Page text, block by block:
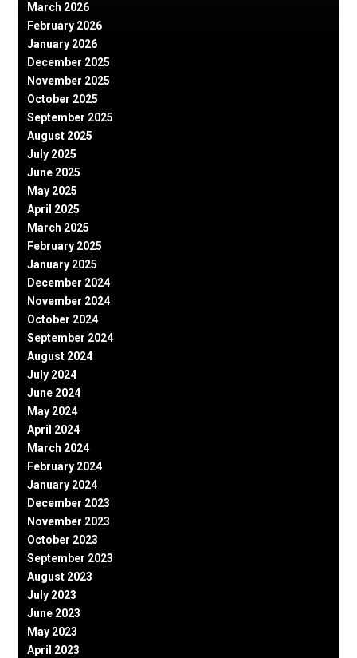
March 2026
February 2026
January 2026
December 2025
November 2025
October 2025
September 2025
August 2025
July 2025
June 2025
May 2025
April 2025
March 2025
February 2025
January 2025
December 2024
November 2024
October 2024
September 2024
August 2024
July 2024
June 2024
May 2024
April 2024
March 2024
February 2024
January 2024
December 2023
November 2023
October 2023
September 2023
August 2023
July 2023
June 2023
May 2023
April 2023